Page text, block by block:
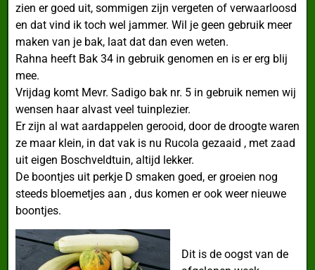
zien er goed uit, sommigen zijn vergeten of verwaarloosd
en dat vind ik toch wel jammer. Wil je geen gebruik meer
maken van je bak, laat dat dan even weten.
Rahna heeft Bak 34 in gebruik genomen en is er erg blij
mee.
Vrijdag komt Mevr. Sadigo bak nr. 5 in gebruik nemen wij
wensen haar alvast veel tuinplezier.
Er zijn al wat aardappelen gerooid, door de droogte waren
ze maar klein, in dat vak is nu Rucola gezaaid , met zaad
uit eigen Boschveldtuin, altijd lekker.
De boontjes uit perkje D smaken goed, er groeien nog
steeds bloemetjes aan , dus komen er ook weer nieuwe
boontjes.
Dit is de oogst van de